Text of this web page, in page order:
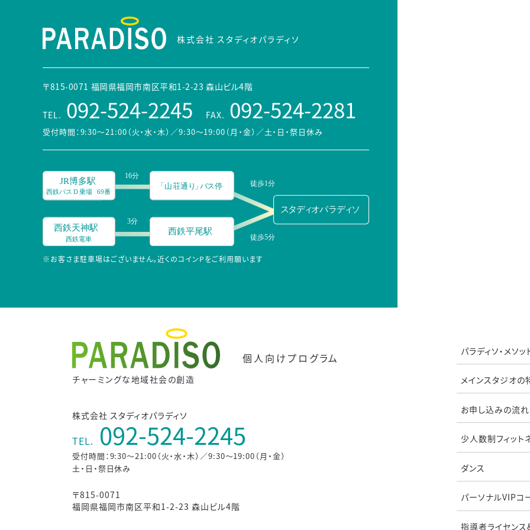
株式会社 スタディオパラディソ
〒815-0071 福岡県福岡市南区平和1-2-23 森山ビル4階
TEL. 092-524-2245 FAX. 092-524-2281
受付時間：9:30～21:00（火・水・木）／9:30～19:00（月・金） ／土・日・祭日休み
※お客さま駐車場はございません。近くのコインPをご利用願います
チャーミングな地域社会の創造
個人向けプログラム
株式会社 スタディオパラディソ
TEL. 092-524-2245
受付時間：9:30～21:00（火・水・木）／9:30～19:00（月・金）
土・日・祭日休み
〒815-0071
福岡県福岡市南区平和1-2-23 森山ビル4階
パラディソ・メソッ
メインスタジオの
お申し込みの流れ
少人数制フィット
ダンス
パーソナルVIPコ
指導者ライセン